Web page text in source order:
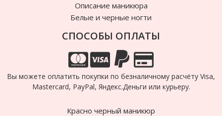
Описание маникюра
Белые и черные ногти
СПОСОБЫ ОПЛАТЫ
Вы можете оплатить покупки по безналичному расчёту Visa,
Mastercard, PayPal, Яндекс.Деньги или курьеру.
Красно черный маникюр